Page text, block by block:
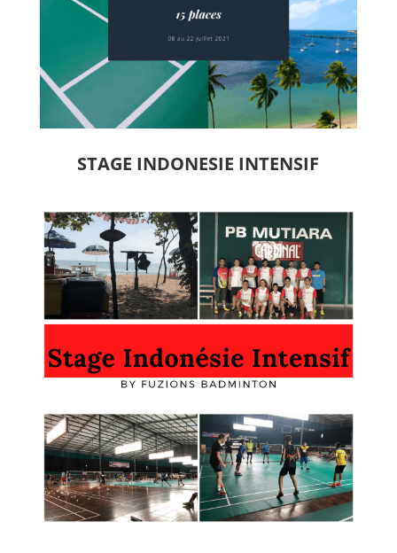
STAGE INDONESIE INTENSIF